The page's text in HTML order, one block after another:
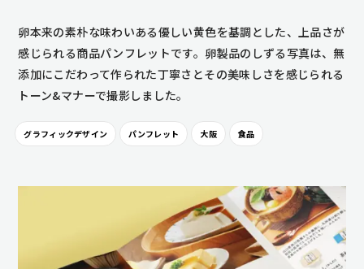
卵本来の素朴な味わいある優しい黄色を基調とした、上品さが
感じられる商品パンフレットです。卵製品のしずる写真は、無
添加にこだわって作られた丁寧さとその美味しさを感じられる
トーン&マナーで撮影しました。
グラフィックデザイン パンフレット 大阪 食品